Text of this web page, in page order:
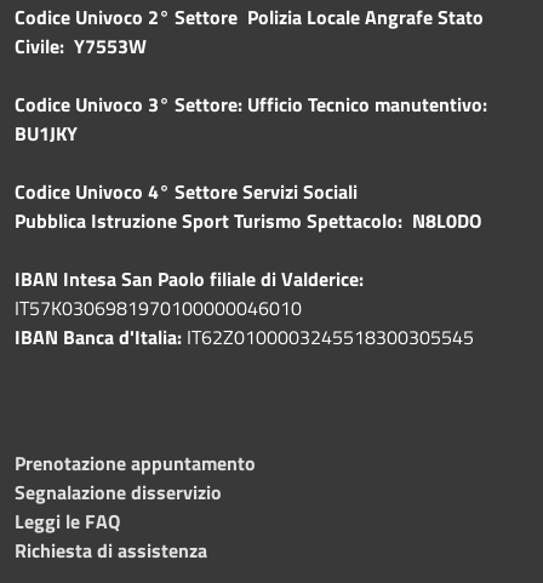
Codice Univoco 2° Settore Polizia Locale Angrafe Stato
Civile: Y7553W
Codice Univoco 3° Settore: Ufficio Tecnico manutentivo:
BU1JKY
Codice Univoco 4° Settore Servizi Sociali
Pubblica Istruzione Sport Turismo Spettacolo: N8L0DO
IBAN Intesa San Paolo filiale di Valderice:
IT57K0306981970100000046010
IBAN Banca d'Italia: IT62Z0100003245518300305545
Prenotazione appuntamento
Segnalazione disservizio
Leggi le FAQ
Richiesta di assistenza